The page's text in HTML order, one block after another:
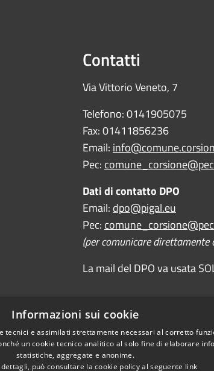
Contatti
Via Vittorio Veneto, 7
Telefono: 0141905075
Fax: 01411856236
Email:
Pec:
Dati di contatto DPO
Email:dpo@pigal.eu
Pec:
(per comunicare
La mail del DPO va usata
Informazioni sui cookie
tecnici e assimilati strettamente necessari al corretto
un cookie tecnico analitico al solo fine di elaborare
statistiche, aggregate e anonime.
può consultare la cookie policy al seguente link